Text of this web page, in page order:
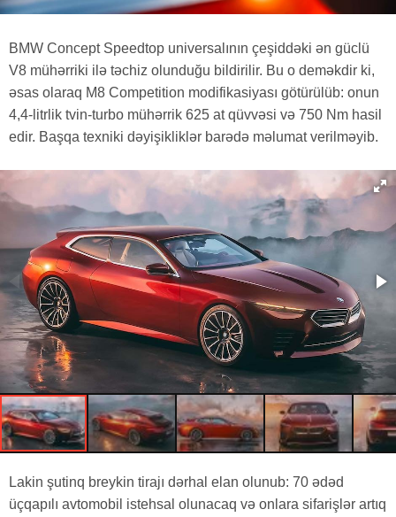
BMW Concept Speedtop universalının çeşiddəki ən güclü
V8 mühərriki ilə təchiz olunduğu bildirilir. Bu o deməkdir ki,
əsas olaraq M8 Competition modifikasiyası götürülüb: onun
4,4-litrlik tvin-turbo mühərrik 625 at qüvvəsi və 750 Nm hasil
edir. Başqa texniki dəyişikliklər barədə məlumat verilməyib.
Lakin şutinq breykin tirajı dərhal elan olunub: 70 ədəd
üçqapılı avtomobil istehsal olunacaq və onlara sifarişlər artıq